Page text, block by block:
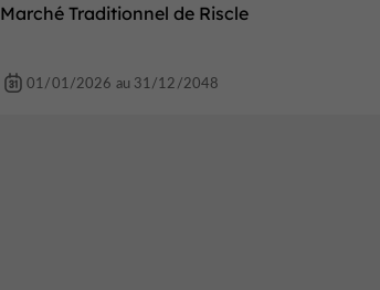
Marché Traditionnel de Riscle
01/01/2026 au 31/12/2048